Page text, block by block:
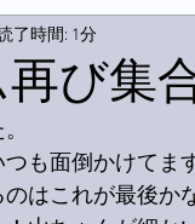
び集合
了時間: 1分
つも面倒かけてま
はこれが最後かな